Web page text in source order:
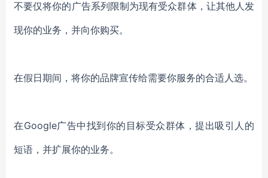
不要仅将你的广告系列限制为现有受众群体， 让其他人发
现你的业务，并向你购买。
在假日期间，将你的品牌宣传给需要你服务的合适人选。
在Google广告中找到你的目标受众群体，提出吸引人的
短语，并扩展你的业务。